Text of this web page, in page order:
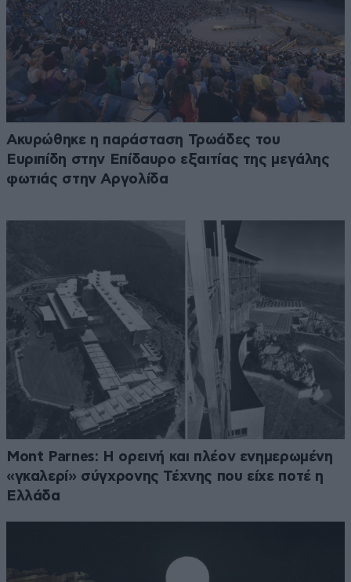
Ακυρώθηκε η παράσταση Τρωάδες του
Ευριπίδη στην Επίδαυρο εξαιτίας της μεγάλης
φωτιάς στην Αργολίδα
Mont Parnes: Η ορεινή και πλέον ενημερωμένη
«γκαλερί» σύγχρονης Τέχνης που είχε ποτέ η
Ελλάδα